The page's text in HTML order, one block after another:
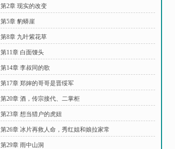
第2章 现实的改变
第5章 豹蟒崖
第8章 九叶紫花草
第11章 白面馒头
第14章 李叔同的歌
第17章 郑婶的哥哥是晋绥军
第20章 酒，传宗接代、二掌柜
第23章 想当猎户的虎妞
第26章 冰片再救人命，秀红姐和娘拉家常
第29章 雨中山洞